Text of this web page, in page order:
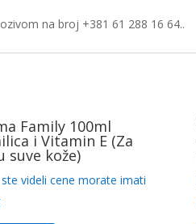
na broj +381 61 288 16 64..
Family 100ml
i Vitamin E (Za
suve kože)
videli cene morate imati